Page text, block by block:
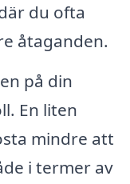
du ofta
åtaganden.
på din
En liten
mindre att
i termer av